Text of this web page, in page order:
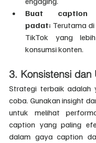
Buat
padat: Terutama
TikTok yang
konsumsi konten.
3. Konsistensi dan
Strategi terbaik adalah
coba. Gunakan insight
untuk melihat
caption yang paling
dalam gaya caption